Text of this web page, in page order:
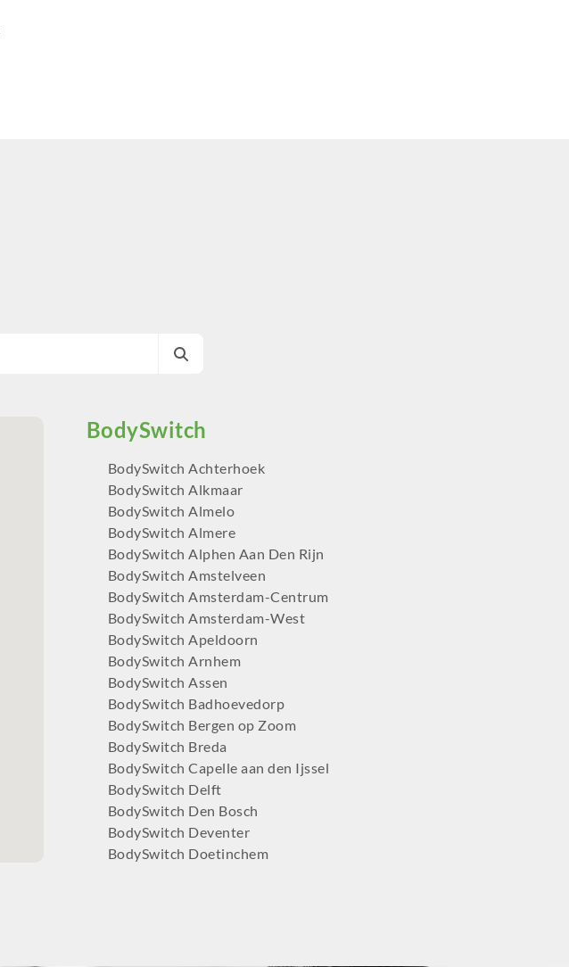
BodySwitch Achterhoek
BodySwitch Alkmaar
BodySwitch Almelo
BodySwitch Almere
BodySwitch Alphen Aan Den Rijn
BodySwitch Amstelveen
BodySwitch Amsterdam-Centrum
BodySwitch Amsterdam-West
BodySwitch Apeldoorn
BodySwitch Arnhem
BodySwitch Assen
BodySwitch Badhoevedorp
BodySwitch Bergen op Zoom
BodySwitch Breda
BodySwitch Capelle aan den Ijssel
BodySwitch Delft
BodySwitch Den Bosch
BodySwitch Deventer
BodySwitch Doetinchem